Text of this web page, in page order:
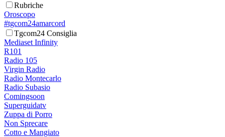
Rubriche
Oroscopo
#tgcom24amarcord
Tgcom24 Consiglia
Mediaset Infinity
R101
Radio 105
Virgin Radio
Radio Montecarlo
Radio Subasio
Comingsoon
Superguidatv
Zuppa di Porro
Non Sprecare
Cotto e Mangiato